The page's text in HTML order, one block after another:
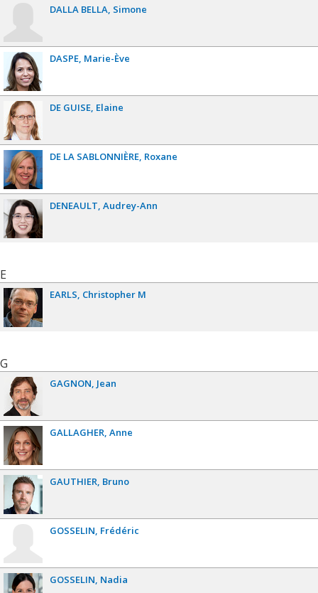
DALLA BELLA Simone
DASPE Marie-Ève
DE GUISE Elaine
DE LA SABLONNIÈRE Roxane
DENEAULT Audrey-Ann
E
EARLS Christopher M
G
GAGNON Jean
GALLAGHER Anne
GAUTHIER Bruno
GOSSELIN Frédéric
GOSSELIN Nadia